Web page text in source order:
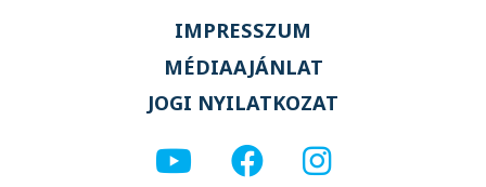
IMPRESSZUM
MÉDIAAJÁNLAT
JOGI NYILATKOZAT